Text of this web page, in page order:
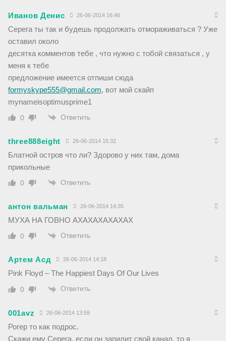
Иванов Денис 26-06-2014 16:46
Серега ты так и будешь продолжать отмораживаться ? Уже
оставил около
десятка комментов тебе , что нужно с тобой связаться , у
меня к тебе
предложение имеется отпиши сюда
formyskype555@gmail.com, вот мой скайп
mynameisoptimusprime1
0 Ответить
three888eight 26-06-2014 15:32
Блатной остров что ли? Здорово у них там, дома
прикольные
0 Ответить
антон вальман 26-06-2014 14:35
МУХА НА ГОВНО АХАХАХАХАХАХ
0 Ответить
Артем Асд 26-06-2014 14:18
Pink Floyd – The Happiest Days Of Our Lives
0 Ответить
001avz 26-06-2014 13:59
Рогер то как подрос.
Скажи ему Серега, если он запилит свой канал, то я